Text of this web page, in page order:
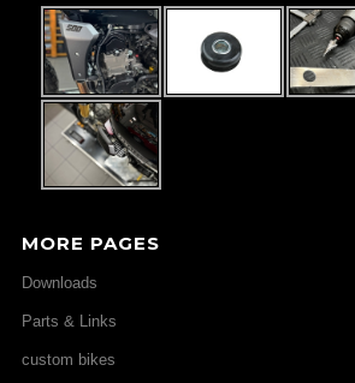
MORE PAGES
Downloads
Parts & Links
custom bikes